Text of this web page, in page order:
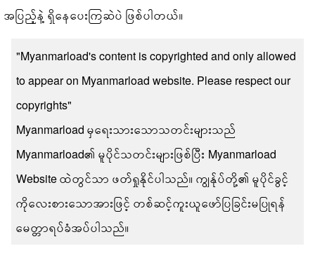
အပြည့်နဲ့ ရှိနေပေးကြဆဲပဲ ဖြစ်ပါတယ်။
"Myanmarload's content is copyrighted and only allowed
to appear on Myanmarload website. Please respect our
copyrights"
Myanmarload မှရေးသားသောသတင်းများသည်
Myanmarload၏ မူပိုင်သတင်းများဖြစ်ပြီး Myanmarload
Website ထဲတွင်သာ ဖတ်ရှုနိုင်ပါသည်။ ကျွန်ုပ်တို့၏ မူပိုင်ခွင့်
ကိုလေးစားသောအားဖြင့် တစ်ဆင့်ကူးယူဖော်ပြခြင်းမပြုရန်
မေတ္တာရပ်ခံအပ်ပါသည်။